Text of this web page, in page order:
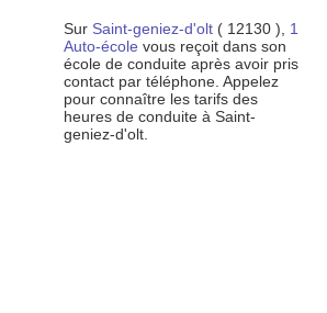
Sur Saint-geniez-d'olt ( 12130 ), 1
Auto-école vous reçoit dans son
école de conduite après avoir pris
contact par téléphone. Appelez
pour connaître les tarifs des
heures de conduite à Saint-
geniez-d'olt.